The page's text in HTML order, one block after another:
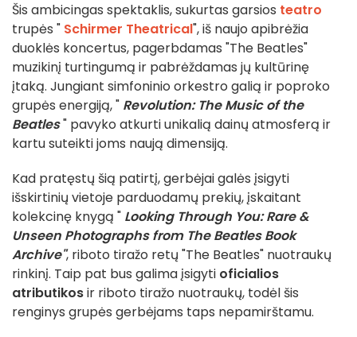
Šis ambicingas spektaklis, sukurtas garsios teatro
trupės " Schirmer Theatrical", iš naujo apibrėžia
duoklės koncertus, pagerbdamas "The Beatles"
muzikinį turtingumą ir pabrėždamas jų kultūrinę
įtaką. Jungiant simfoninio orkestro galią ir poproko
grupės energiją, " Revolution: The Music of the
Beatles" pavyko atkurti unikalią dainų atmosferą ir
kartu suteikti joms naują dimensiją.
Kad pratęstų šią patirtį, gerbėjai galės įsigyti
išskirtinių vietoje parduodamų prekių, įskaitant
kolekcinę knygą " Looking Through You: Rare &
Unseen Photographs from The Beatles Book
Archive", riboto tiražo retų "The Beatles" nuotraukų
rinkinį. Taip pat bus galima įsigyti oficialios
atributikosir riboto tiražo nuotraukų, todėl šis
renginys grupės gerbėjams taps nepamirštamu.